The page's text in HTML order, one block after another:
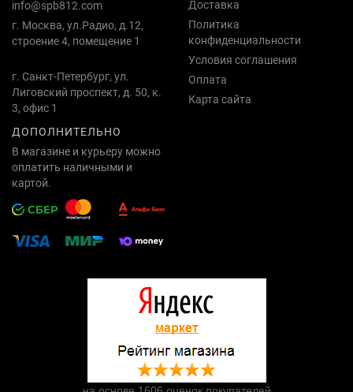
info@spb812.com
г. Москва, ул.Радио, д.12,
строение 4, помещение 1
г. Санкт-Петербург, ул.
Лиговский проспект, д. 50, к.
3, офис 1
Доставка
Политика
конфиденциальности
Условия соглашения
Оплата
Карта сайта
ДОПОЛНИТЕЛЬНО
В магазине и курьеру можно
оплатить наличными и
картой.